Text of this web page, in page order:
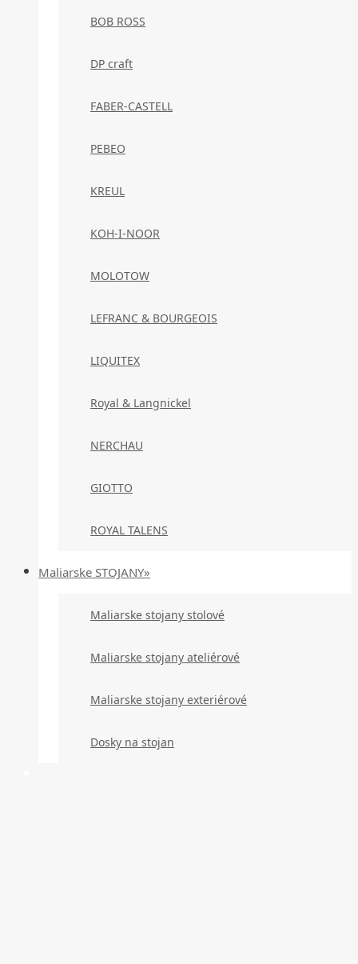
BOB ROSS
DP craft
FABER-CASTELL
PEBEO
KREUL
KOH-I-NOOR
MOLOTOW
LEFRANC & BOURGEOIS
LIQUITEX
Royal & Langnickel
NERCHAU
GIOTTO
ROYAL TALENS
Maliarske STOJANY»
Maliarske stojany stolové
Maliarske stojany ateliérové
Maliarske stojany exteriérové
Dosky na stojan